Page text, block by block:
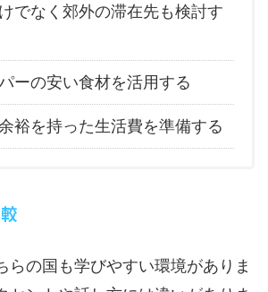
でなく郊外の滞在先も検討す
ーの安い食材を活用する
裕を持った生活費を準備する
らの国も学びやすい環境がありま